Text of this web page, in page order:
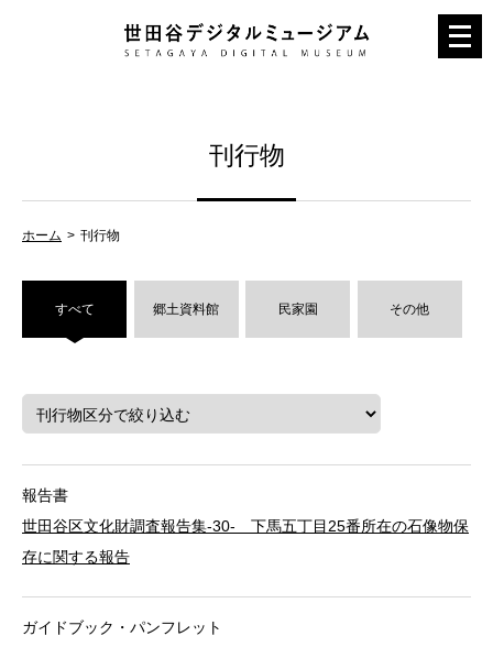
メ
ニ
刊行物
ホーム 刊行物
すべて 郷土資料館 民家園 その他
報告書
世田谷区文化財調査報告集-30- 下馬五丁目25番所在の石像物保
存に関する報告
ガイドブック・パンフレット